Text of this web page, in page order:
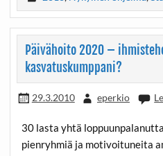
Päivähoito 2020 –
kasvatuskumppani?
29.3.2010 eperkio
30 lasta yhtä
pienryhmiä ja motivoituneita